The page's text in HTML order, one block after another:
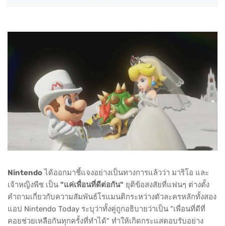
Nintendoได้ออกมาชี้แจงอย่างเป็นทางการแล้วว่า มาริโอ และ
เจ้าหญิงพีช เป็น "แค่เพื่อนที่ดีต่อกัน" ยุติข้อสงสัยที่แฟนๆ ต่างตั้ง
คำถามเกี่ยวกับความสัมพันธ์โรแมนติกระหว่างตัวละครหลักทั้งสอง
แอป Nintendo Today ระบุว่าทั้งคู่ถูกอธิบายว่าเป็น "เพื่อนที่ดีที่
คอยช่วยเหลือกันทุกครั้งที่ทำได้" ทำให้เกิดกระแสตอบรับอย่าง